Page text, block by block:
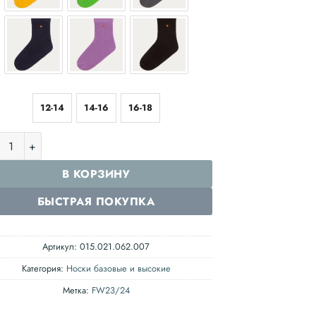
12-14 14-16 16-18
товара Носки базовые / Цвет айвори
В КОРЗИНУ
БЫСТРАЯ ПОКУПКА
Артикул: 015.021.062.007
Категория: Носки базовые и высокие
Метка: FW23/24